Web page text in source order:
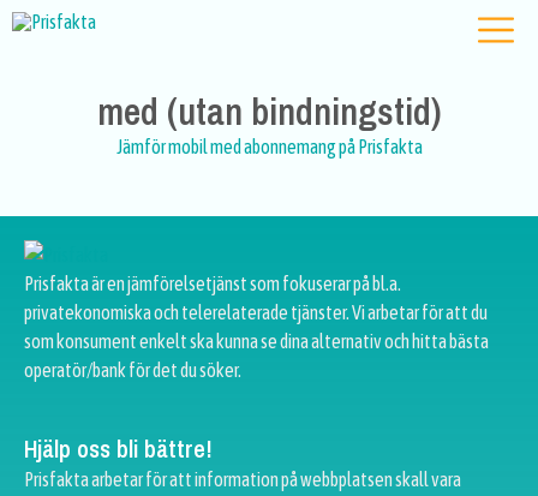
med (utan bindningstid)
Jämför mobil med abonnemang på Prisfakta
Prisfakta är en jämförelsetjänst som fokuserar på bl.a.
privatekonomiska och telerelaterade tjänster. Vi arbetar för att du
som konsument enkelt ska kunna se dina alternativ och hitta bästa
operatör/bank för det du söker.
Hjälp oss bli bättre!
Prisfakta arbetar för att information på webbplatsen skall vara